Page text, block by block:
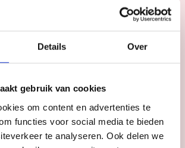
Details Over
gebruik van cookies
om content en advertenties te
functies voor social media te bieden
te analyseren. Ook delen we
inspiratiein
Utrecht